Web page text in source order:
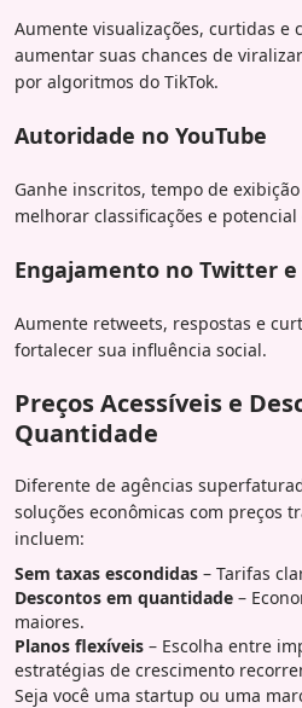
Aumente visualizações, curtidas e
aumentar suas chances de
por algoritmos do TikTok.
Autoridade no YouTube
Ganhe inscritos, tempo de
melhorar classificações e
Engajamento no Twitter e
Aumente retweets, respostas e
fortalecer sua influência social.
Preços Acessíveis e
Quantidade
Diferente de agências
soluções econômicas com preços
incluem:
Sem taxas escondidas – Tarifas
Descontos em quantidade –
maiores.
Planos flexíveis – Escolha entre
estratégias de crescimento
Seja você uma startup ou uma